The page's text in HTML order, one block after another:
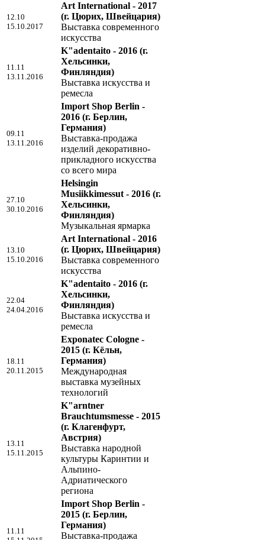
12.10
15.10.2017
Art International - 2017
(г. Цюрих, Швейцария)
Выставка современного
искусства
11.11
13.11.2016
K"adentaito - 2016 (г.
Хельсинки,
Финляндия)
Выставка искусства и
ремесла
09.11
13.11.2016
Import Shop Berlin -
2016 (г. Берлин,
Германия)
Выставка-продажа
изделий декоративно-
прикладного искусства
со всего мира
27.10
30.10.2016
Helsingin
Musiikkimessut - 2016 (г.
Хельсинки,
Финляндия)
Музыкальная ярмарка
13.10
15.10.2016
Art International - 2016
(г. Цюрих, Швейцария)
Выставка современного
искусства
22.04
24.04.2016
K"adentaito - 2016 (г.
Хельсинки,
Финляндия)
Выставка искусства и
ремесла
18.11
20.11.2015
Exponatec Cologne -
2015 (г. Кёльн,
Германия)
Международная
выставка музейных
технологий
13.11
15.11.2015
K"arntner
Brauchtumsmesse - 2015
(г. Клагенфурт,
Австрия)
Выставка народной
культуры Каринтии и
Альпино-
Адриатического
региона
11.11
Import Shop Berlin -
2015 (г. Берлин,
Германия)
Выставка-продажа